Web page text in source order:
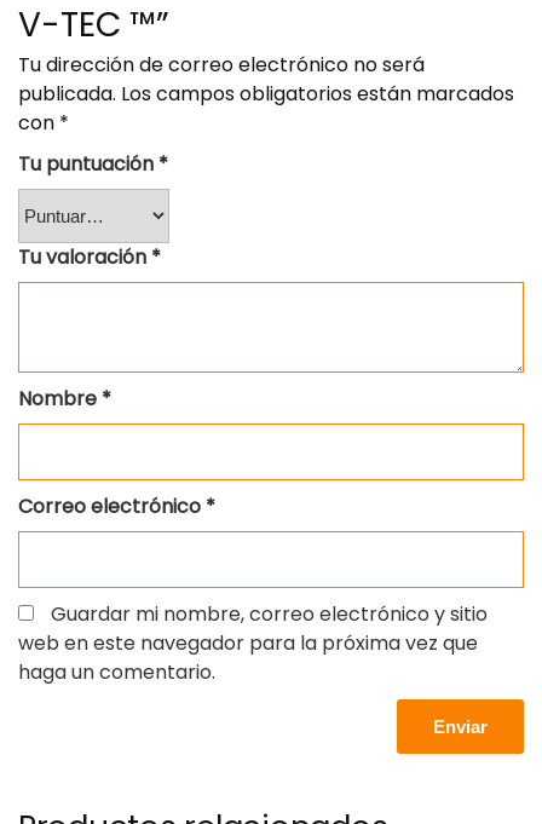
V-TEC ™”
Tu dirección de correo electrónico no será
publicada. Los campos obligatorios están marcados
con *
Tu puntuación *
Tu valoración *
Nombre *
Correo electrónico *
Guardar mi nombre, correo electrónico y sitio
web en este navegador para la próxima vez que
haga un comentario.